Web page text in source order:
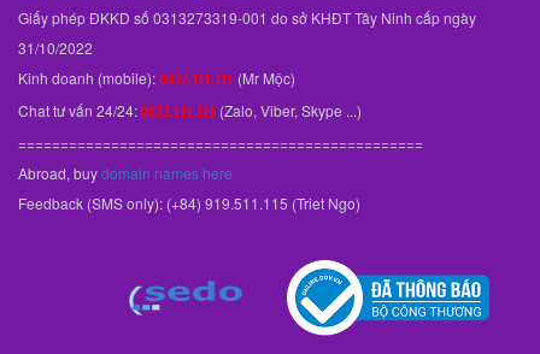
Giấy phép ĐKKD số 0313273319-001 do sở KHĐT Tây Ninh cấp ngày
31/10/2022
Kinh doanh (mobile): 0832.111.111 (Mr Mộc)
Chat tư vấn 24/24: 0832.111.111 (Zalo, Viber, Skype ...)
================================================
Abroad, buydomain names here
Feedback (SMS only): (+84) 919.511.115 (Triet Ngo)